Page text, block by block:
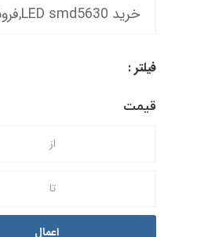
خرید LED smd5630,فروش LED smd5630,قیمت LED smd5630,خرید ال ای دی 5630,فروش ال ای دی 5630,قیمت ال ای دی 5630
فیلتر :
قیمت
اعمال